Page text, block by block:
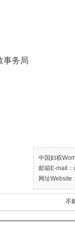
事务局
中国妇权
邮箱E-mail
网址Website
不